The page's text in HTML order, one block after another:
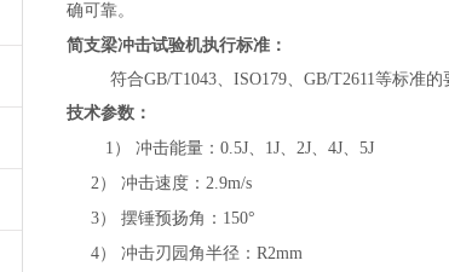
确可靠。
简支梁冲击试验机执行标准：
符合GB/T1043、 ISO179、 GB/T2611等标准的
技术参数：
1 ） 冲击能量： 0.5J、 1J、 2J、 4J、 5J
2） 冲击速度： 2.9m/s
3） 摆锤预扬角： 150°
4） 冲击刃园角半径： R2mm